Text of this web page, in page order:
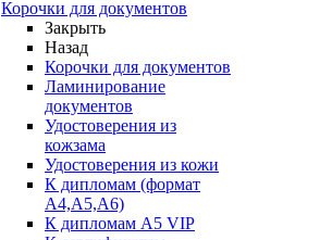
Корочки для документов
Закрыть
Назад
Корочки для документов
Ламинирование
документов
Удостоверения из
кожзама
Удостоверения из кожи
К дипломам (формат
А4,А5,А6)
К дипломам А5 VIP